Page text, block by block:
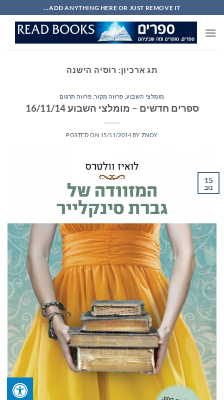
to
content
ADD ANYTHING HERE OR JUST REMOVE IT...
תג ארכיון: רוסיה הישנה
מומלצי השבוע, פרוזה מקור, פרוזה תרגום
ספרים חדשים – מומלצי השבוע 16/11/14
POSTED ON 15/11/2014 BY ZNOY
15
נוב